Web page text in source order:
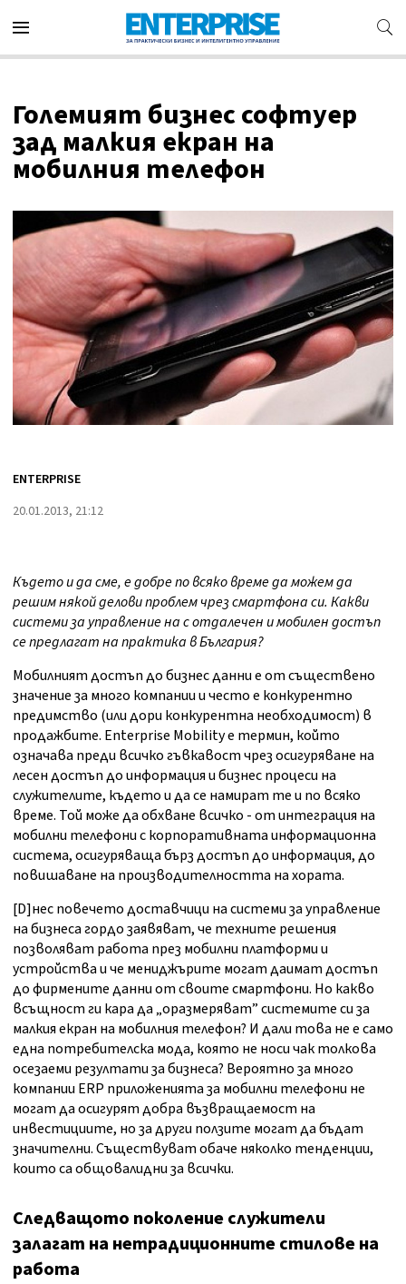
Големият бизнес софтуер
зад малкия екран на
мобилния телефон
ENTERPRISE
20.01.2013, 21:12
Където и да сме, е добре по всяко време да можем да
решим някой делови проблем чрез смартфона си. Какви
системи за управление на с отдалечен и мобилен достъп
се предлагат на практика в България?
Мобилният достъп до бизнес данни е от съществено
значение за много компании и често е конкурентно
предимство (или дори конкурентна необходимост) в
продажбите. Enterprise Mobility е термин, който
означава преди всичко гъвкавост чрез осигуряване на
лесен достъп до информация и бизнес процеси на
служителите, където и да се намират те и по всяко
време. Той може да обхване всичко - от интеграция на
мобилни телефони с корпоративната информационна
система, осигуряваща бърз достъп до информация, до
повишаване на производителността на хората.
[D]нес повечето доставчици на системи за управление
на бизнеса гордо заявяват, че техните решения
позволяват работа през мобилни платформи и
устройства и че мениджърите могат даимат достъп
до фирмените данни от своите смартфони. Но какво
всъщност ги кара да „оразмеряват” системите си за
малкия екран на мобилния телефон? И дали това не е само
една потребителска мода, която не носи чак толкова
осезаеми резултати за бизнеса? Вероятно за много
компании ERP приложенията за мобилни телефони не
могат да осигурят добра възвращаемост на
инвестициите, но за други ползите могат да бъдат
значителни. Съществуват обаче няколко тенденции,
които са общовалидни за всички.
Следващото поколение служители
залагат на нетрадиционните стилове на
работа